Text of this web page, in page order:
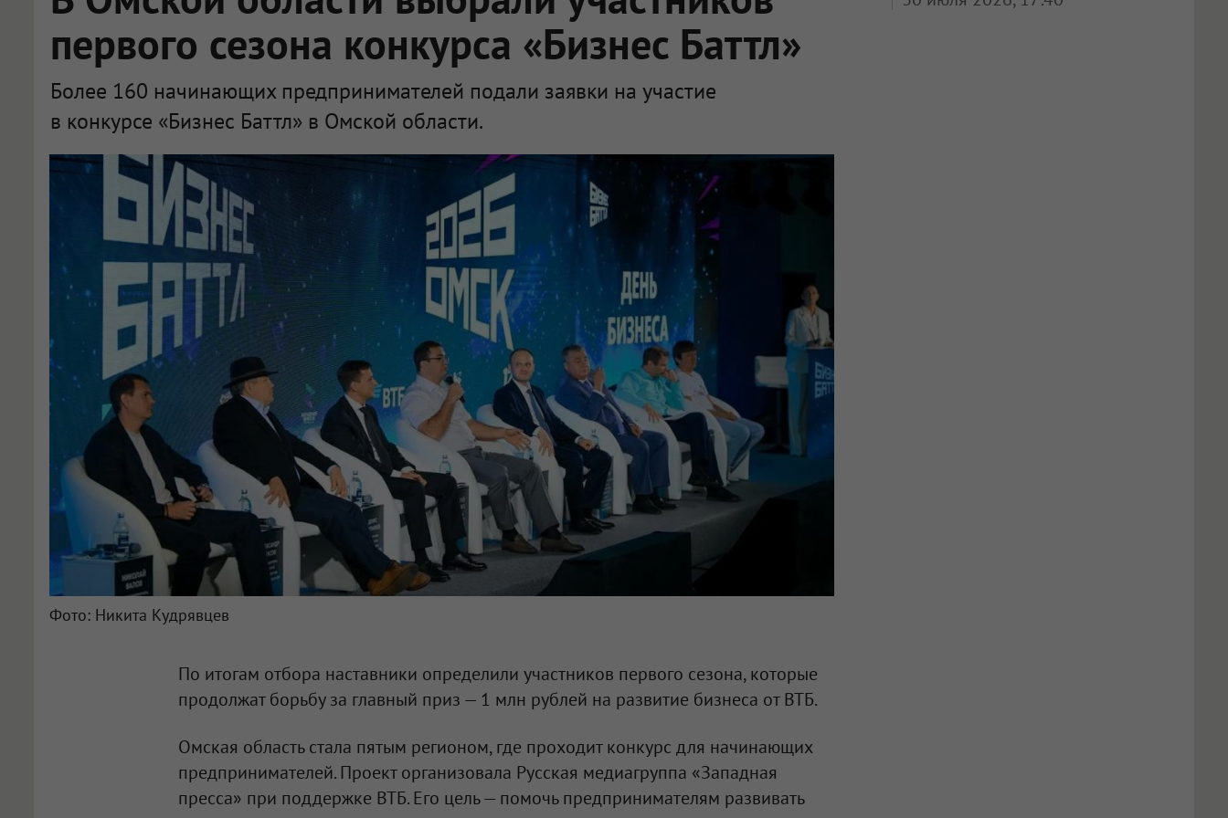
первого сезона конкурса «Бизнес Баттл»
Более 160 начинающих предпринимателей подали заявки на участие
в конкурсе «Бизнес Баттл» в Омской области.
Фото: Никита Кудрявцев
По итогам отбора наставники определили участников первого сезона, которые
продолжат борьбу за главный приз — 1 млн рублей на развитие бизнеса от ВТБ.
Омская область стала пятым регионом, где проходит конкурс для начинающих
предпринимателей. Проект организовала Русская медиагруппа «Западная
пресса» при поддержке ВТБ. Его цель — помочь предпринимателям развивать